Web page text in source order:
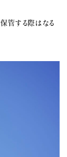
管する際はなる